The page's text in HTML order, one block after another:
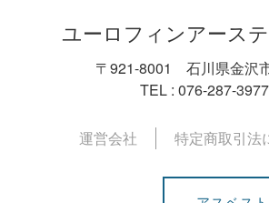
ユーロフィンアース
〒921-8001 石川県金沢
TEL : 076-287-
運営会社 特定商取引法